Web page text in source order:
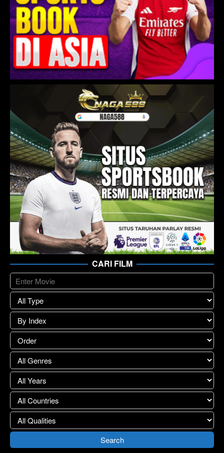
CARI FILM